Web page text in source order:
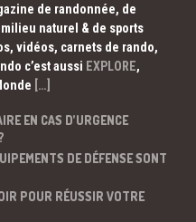
de randonnée, de
naturel & de sports
vidéos, carnets de rando,
c’est aussi EXPLORE,
[…]
EN CAS D’URGENCE
DE DÉFENSE SONT
POUR RÉUSSIR VOTRE